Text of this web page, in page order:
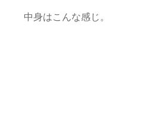
中身はこんな感じ。